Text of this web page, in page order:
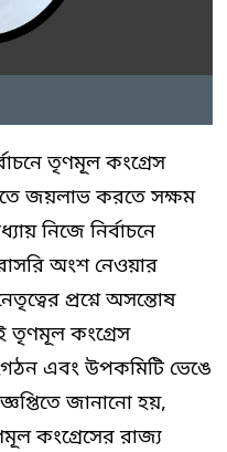
তৃণমূল কংগ্রেস
জয়লাভ করতে সক্ষম
নিজে নির্বাচনে
অংশ নেওয়ার
প্রশ্নে অসন্তোষ
তৃণমূল কংগ্রেস
এবং উপকমিটি ভেঙে
জানানো হয়,
কংগ্রেসের রাজ্য